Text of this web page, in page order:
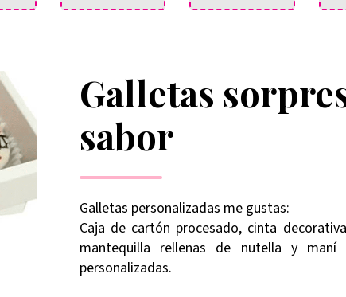
Galletas
sabor
Galletas personalizadas me gustas:
Caja de cartón procesado, cinta
mantequilla rellenas de nutella y maní
personalizadas.